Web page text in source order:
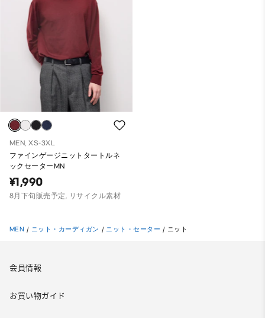
MEN, XS-3XL
ファインゲージニットタートルネ
ックセーターMN
¥1,990
8月下旬販売予定, リサイクル素材
MEN / ニット・カーディガン / ニット・セーター / ニット
会員情報
お買い物ガイド